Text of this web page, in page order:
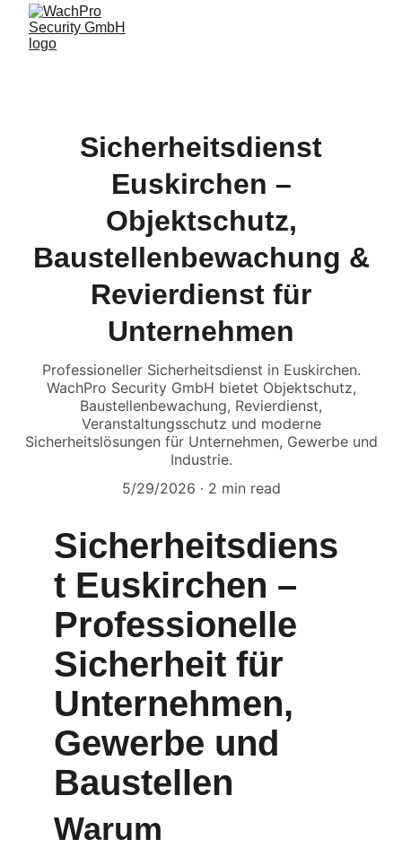
Sicherheitsdienst
Euskirchen –
Objektschutz,
Baustellenbewachung &
Revierdienst für
Unternehmen
Professioneller Sicherheitsdienst in Euskirchen.
WachPro Security GmbH bietet Objektschutz,
Baustellenbewachung, Revierdienst,
Veranstaltungsschutz und moderne
Sicherheitslösungen für Unternehmen, Gewerbe und
Industrie.
5/29/2026
2 min read
Sicherheitsdiens
t Euskirchen –
Professionelle
Sicherheit für
Unternehmen,
Gewerbe und
Baustellen
Warum